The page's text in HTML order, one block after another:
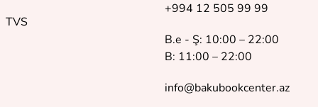
TVS
+994 12 505 99 99
B.e - Ş: 10:00 – 22:00
B: 11:00 – 22:00
info@bakubookcenter.az